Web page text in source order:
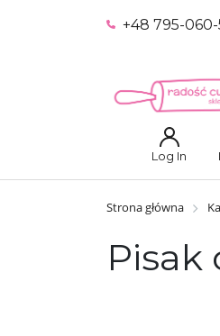
+48 795-
Log In
Strona główna
Pisak